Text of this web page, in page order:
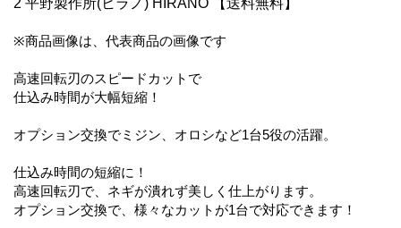
※商品画像は、代表商品の画像です
高速回転刃のスピードカットで
仕込み時間が大幅短縮！
オプション交換でミジン、オロシなど1台5役の活躍。
仕込み時間の短縮に！
高速回転刃で、ネギが潰れず美しく仕上がります。
オプション交換で、様々なカットが1台で対応できます！